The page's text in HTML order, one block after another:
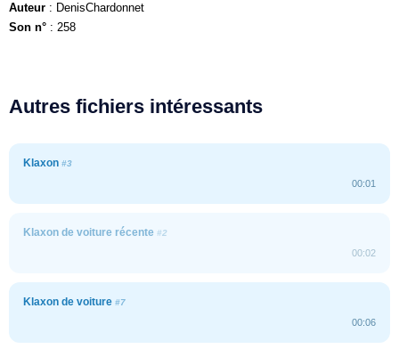
Auteur : DenisChardonnet
Son n° : 258
Autres fichiers intéressants
Klaxon #3
00:01
Klaxon de voiture récente #2
00:02
Klaxon de voiture #7
00:06